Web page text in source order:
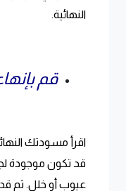
النهائية.
قم
اقرأ مسودتك
قد تكون موجودة
عيوب أو خلل. ثم